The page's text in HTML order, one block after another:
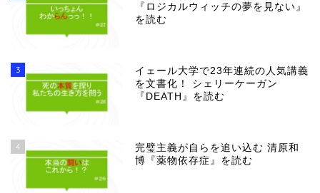
『ロジカルウィッチの夢を見ない』
を読む
3
イェール大学で23年連続の人気講義
を文書化！ シェリーケーガン
『DEATH』を読む
4
完璧主義が自らを追い込む 清原和
博『薬物依存症』を読む